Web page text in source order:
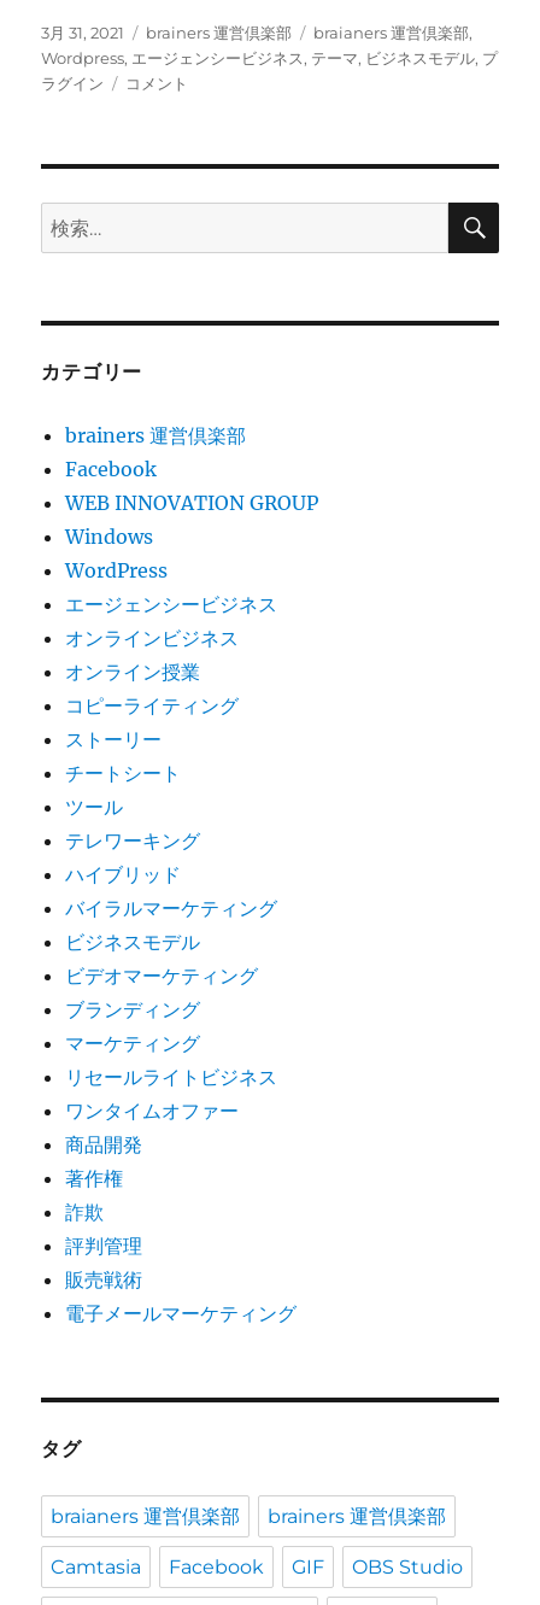
投
稿
日:
3月 31, 2021
カ
テ
ゴ
brainers 運営倶楽部
タ
グ
braianers 運営倶楽部,
Wordpress, エージェンシービジネス, テーマ, ビジネスモデル, プ
ラグイン
お
で
手
の
で
な
い
Next
メ
ン
バ
シ
ッ
プ
ッ
ト
す
ね！
に
コメント
検
索:
検
カテゴリー
brainers 運営倶楽部
Facebook
WEB INNOVATION GROUP
Windows
WordPress
エージェンシービジネス
オンラインビジネス
オンライン授業
コピーライティング
ストーリー
チートシート
ツール
テレワーキング
ハイブリッド
バイラルマーケティング
ビジネスモデル
ビデオマーケティング
ブランディング
マーケティング
リセールライトビジネス
ワンタイムオファー
商品開発
著作権
詐欺
評判管理
販売戦術
電子メールマーケティング
タグ
braianers 運営倶楽部 brainers 運営倶楽部
Camtasia Facebook GIF OBS Studio